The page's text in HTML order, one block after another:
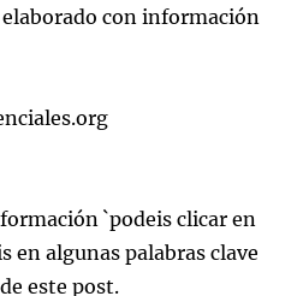
con información
`podeis clicar en
en algunas palabras clave
este post.